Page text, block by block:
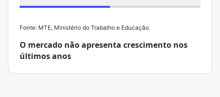
Fonte: MTE, Ministério do Trabalho e Educação.
O mercado não apresenta crescimento nos
últimos anos